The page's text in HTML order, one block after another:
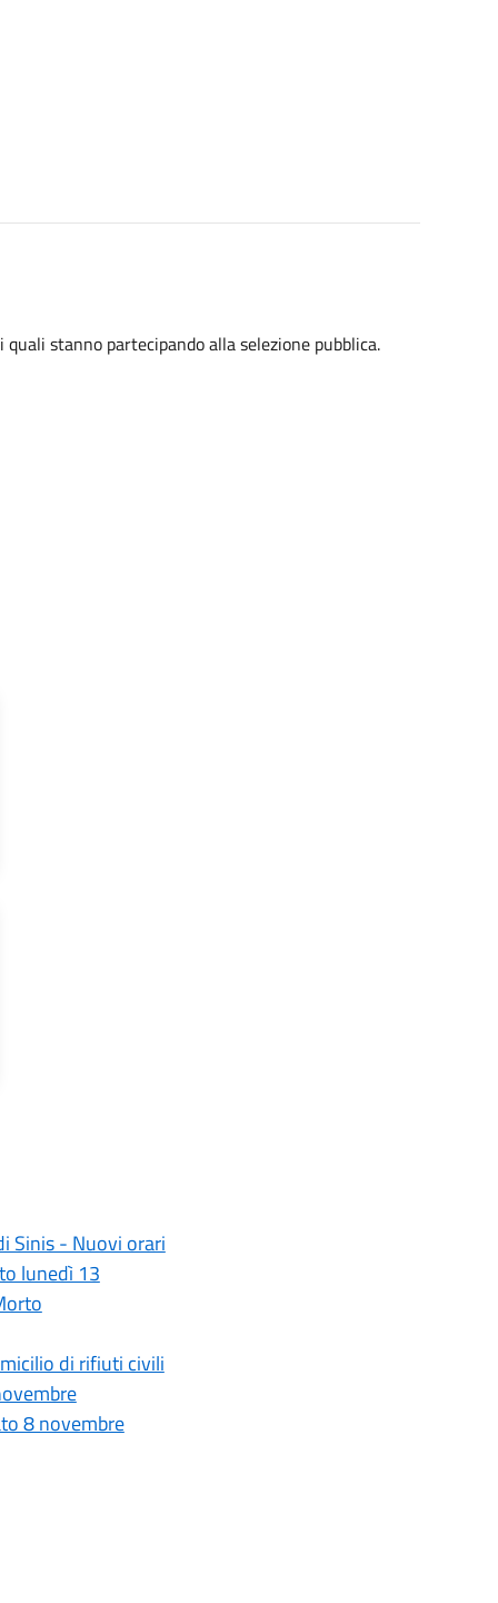
stanno partecipando alla selezione pubblica.
Sinis - Nuovi orari
lunedì 13
di rifiuti civili
8 novembre